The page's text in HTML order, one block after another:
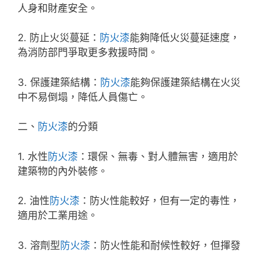
人身和財產安全。
2. 防止火災蔓延： 防火漆能夠降低火災蔓延速度，
為消防部門爭取更多救援時間。
3. 保護建築結構： 防火漆能夠保護建築結構在火災
中不易倒塌，降低人員傷亡。
二、 防火漆的分類
1. 水性防火漆 ：環保、無毒、對人體無害，適用於
建築物的內外裝修。
2. 油性 防火漆 ：防火性能較好，但有一定的毒性，
適用於工業用途。
3. 溶劑型防火漆 ：防火性能和耐候性較好，但揮發